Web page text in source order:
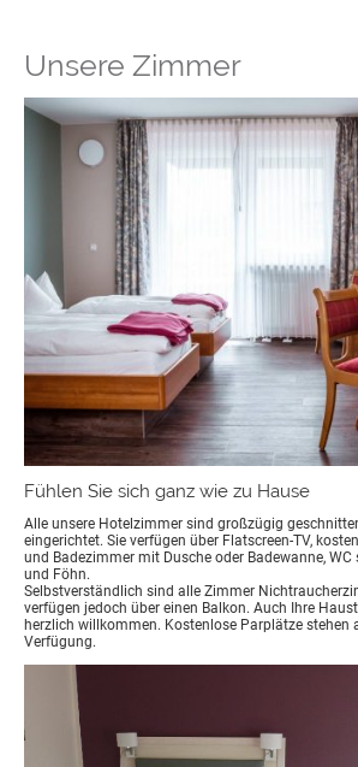
Unsere Zimmer
Fühlen Sie sich ganz wie zu Hause
Alle unsere Hotelzimmer sind großzügig
eingerichtet. Sie verfügen über Flatscreen-TV,
und Badezimmer mit Dusche oder Badewanne,
und Föhn.
Selbstverständlich sind alle Zimmer
verfügen jedoch über einen Balkon. Auch Ihre
herzlich willkommen. Kostenlose Parplätze stehen
Verfügung.